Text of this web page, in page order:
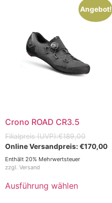
Angebot!
Crono ROAD CR3.5
€189,00
€170,00
Enthält 20% Mehrwertsteuer
zzgl. Versand
Ausführung wählen